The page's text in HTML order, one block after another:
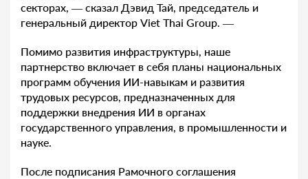
секторах, — сказал Дэвид Тай, председатель и
генеральный директор Viet Thai Group. —
Помимо развития инфраструктуры, наше
партнерство включает в себя планы национальных
программ обучения ИИ-навыкам и развития
трудовых ресурсов, предназначенных для
поддержки внедрения ИИ в органах
государственного управления, в промышленности и
науке.
После подписания Рамочного соглашения